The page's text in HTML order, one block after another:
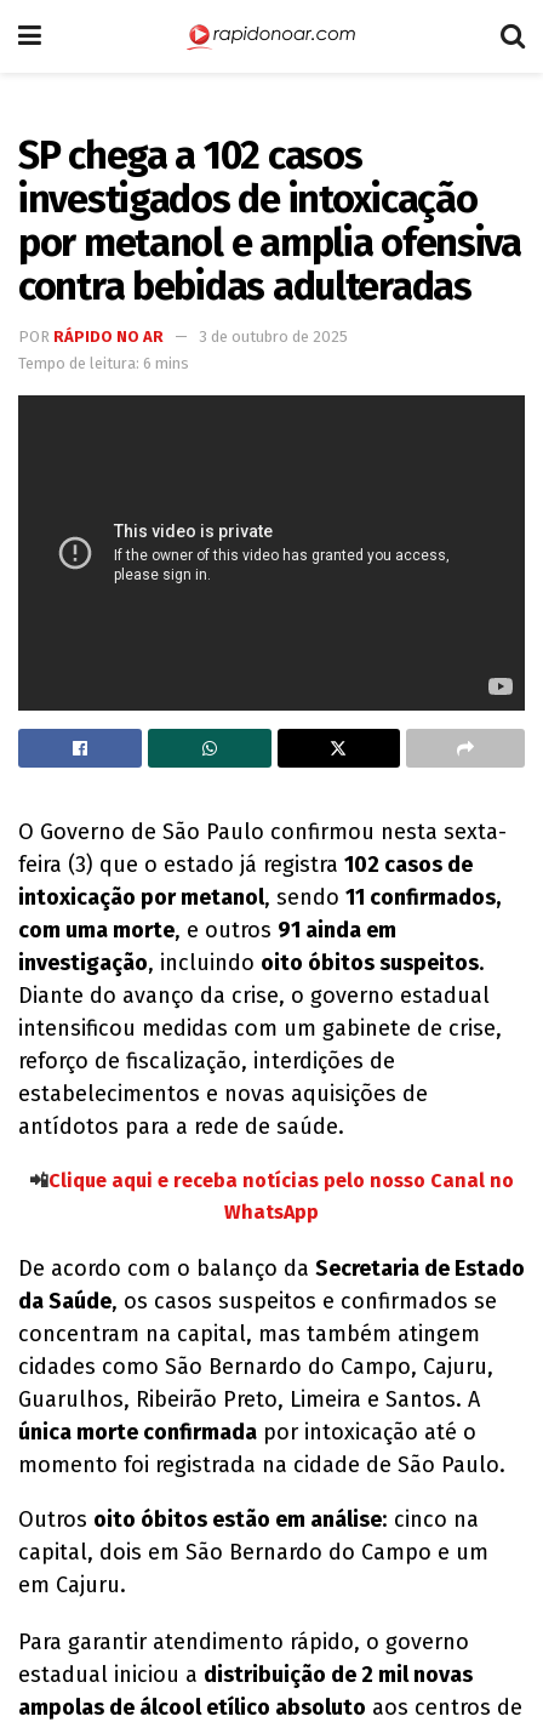
SP chega a 102 casos
investigados de intoxicação
por metanol e amplia ofensiva
contra bebidas adulteradas
POR RÁPIDO NO AR
3 de outubro de 2025
Tempo de leitura: 6 mins
O Governo de São Paulo confirmou nesta sexta-
feira (3) que o estado já registra 102 casos de
intoxicação por metanol, sendo 11 confirmados,
com uma morte, e outros 91 ainda em
investigação, incluindo oito óbitos suspeitos.
Diante do avanço da crise, o governo estadual
intensificou medidas com um gabinete de crise,
reforço de fiscalização, interdições de
estabelecimentos e novas aquisições de
antídotos para a rede de saúde.
📲Clique aqui e receba notícias pelo nosso Canal no
WhatsApp
De acordo com o balanço da Secretaria de Estado
da Saúde, os casos suspeitos e confirmados se
concentram na capital, mas também atingem
cidades como São Bernardo do Campo, Cajuru,
Guarulhos, Ribeirão Preto, Limeira e Santos. A
única morte confirmada por intoxicação até o
momento foi registrada na cidade de São Paulo.
Outros oito óbitos estão em análise: cinco na
capital, dois em São Bernardo do Campo e um
em Cajuru.
Para garantir atendimento rápido, o governo
estadual iniciou a distribuição de 2 mil novas
ampolas de álcool etílico absoluto aos centros de